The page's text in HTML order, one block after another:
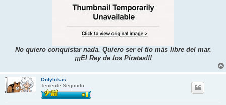
No quiero conquistar nada. Quiero ser el tío más libre del mar.
¡¡¡El Rey de los Piratas!!!
Onlylokas
Teniente Segundo